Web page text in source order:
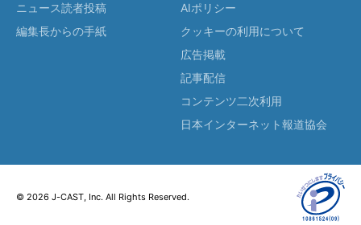
ニュース読者投稿
編集長からの手紙
AIポリシー
クッキーの利用について
広告掲載
記事配信
コンテンツ二次利用
日本インターネット報道協会
© 2026 J-CAST, Inc. All Rights Reserved.